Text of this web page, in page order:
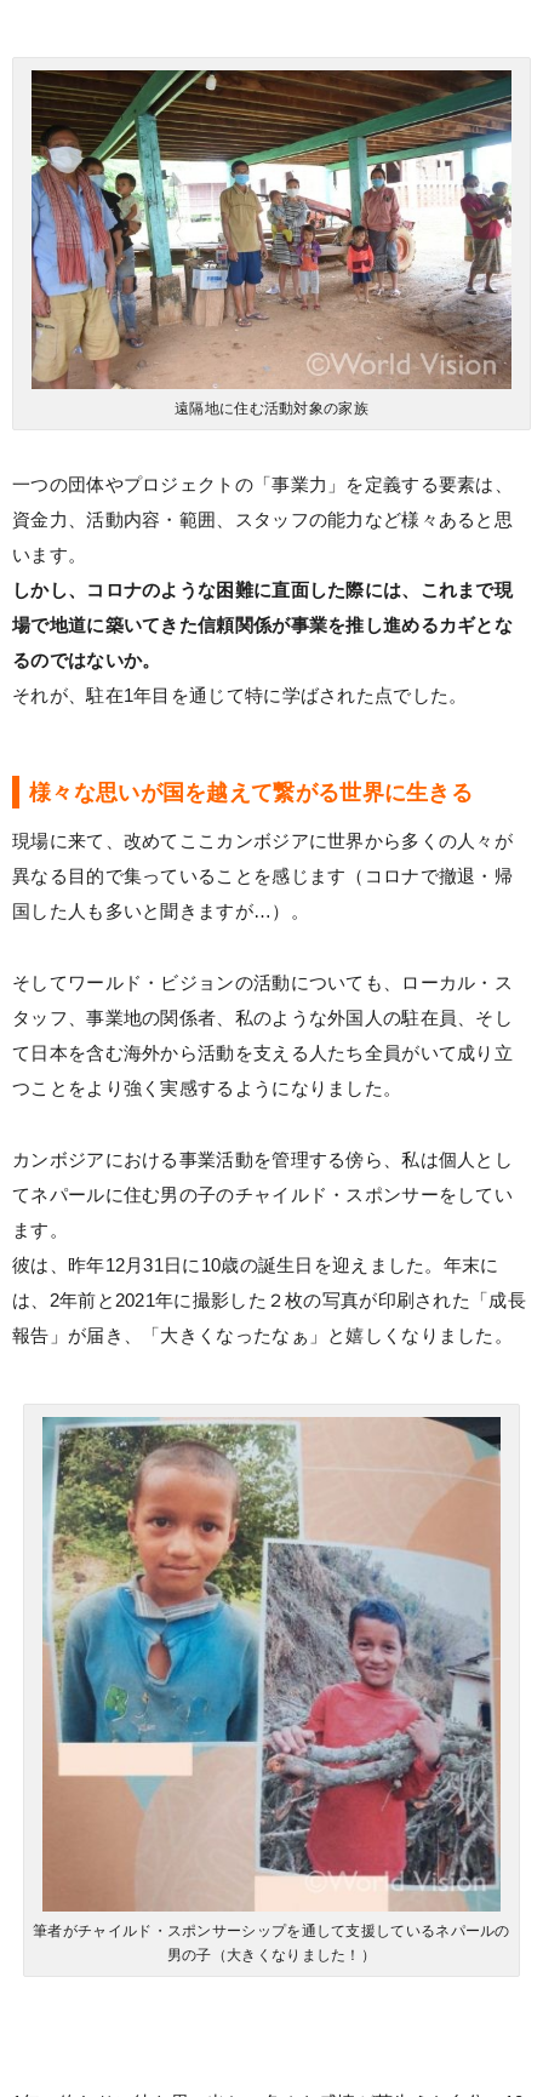
遠隔地に住む活動対象の家族
一つの団体やプロジェクトの「事業力」を定義する要素は、
資金力、活動内容・範囲、スタッフの能力など様々あると思
います。
しかし、コロナのような困難に直面した際には、これまで現
場で地道に築いてきた信頼関係が事業を推し進めるカギとな
るのではないか。
それが、駐在1年目を通じて特に学ばされた点でした。
様々な思いが国を越えて繋がる世界に生きる
現場に来て、改めてここカンボジアに世界から多くの人々が
異なる目的で集っていることを感じます（コロナで撤退・帰
国した人も多いと聞きますが…）。
そしてワールド・ビジョンの活動についても、ローカル・ス
タッフ、事業地の関係者、私のような外国人の駐在員、そし
て日本を含む海外から活動を支える人たち全員がいて成り立
つことをより強く実感するようになりました。
カンボジアにおける事業活動を管理する傍ら、私は個人とし
てネパールに住む男の子のチャイルド・スポンサーをしてい
ます。
彼は、昨年12月31日に10歳の誕生日を迎えました。年末に
は、2年前と2021年に撮影した２枚の写真が印刷された「成長
報告」が届き、「大きくなったなぁ」と嬉しくなりました。
筆者がチャイルド・スポンサーシップを通して支援しているネパールの
男の子（大きくなりました！）